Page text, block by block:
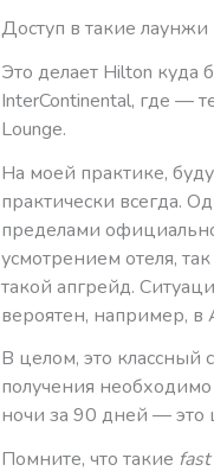
Доступ в такие
Это делает Hilton куда
InterContinental, где —
Lounge.
На моей практике,
практически всегда.
пределами
усмотрением отеля,
такой апгрейд.
вероятен, например,
В целом, это классный
получения
ночи за 90 дней —
Помните, что такие